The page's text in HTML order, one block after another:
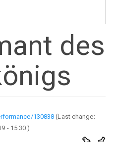
des
130838 (Last change:
- 15:30 )